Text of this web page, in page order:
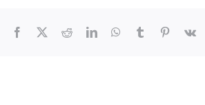
Facebook RedditLinkedInWhatsApp
Tumblr Pinterest
Vk